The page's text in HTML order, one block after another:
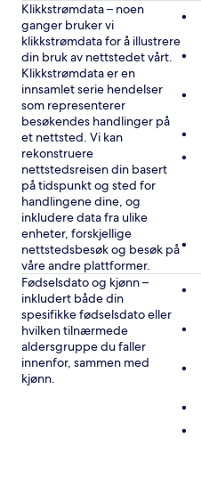
Klikkstrømdata – noen
ganger bruker vi
klikkstrømdata for å illustrere
din bruk av nettstedet vårt.
Klikkstrømdata er en
innsamlet serie hendelser
som representerer
besøkendes handlinger på
et nettsted. Vi kan
rekonstruere
nettstedsreisen din basert
på tidspunkt og sted for
handlingene dine, og
inkludere data fra ulike
enheter, forskjellige
nettstedsbesøk og besøk på
våre andre plattformer.
Fødselsdato og kjønn –
inkludert både din
spesifikke fødselsdato eller
hvilken tilnærmede
aldersgruppe du faller
innenfor, sammen med
kjønn.